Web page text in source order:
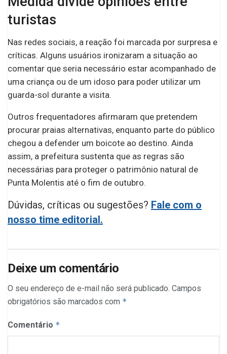
turistas
Nas redes sociais, a reação foi marcada por surpresa e
críticas. Alguns usuários ironizaram a situação ao
comentar que seria necessário estar acompanhado de
uma criança ou de um idoso para poder utilizar um
guarda-sol durante a visita.
Outros frequentadores afirmaram que pretendem
procurar praias alternativas, enquanto parte do público
chegou a defender um boicote ao destino. Ainda
assim, a prefeitura sustenta que as regras são
necessárias para proteger o patrimônio natural de
Punta Molentis até o fim de outubro.
Dúvidas, críticas ou sugestões? Fale com o
nosso time editorial.
Deixe um comentário
O seu endereço de e-mail não será publicado. Campos
obrigatórios são marcados com *
Comentário *